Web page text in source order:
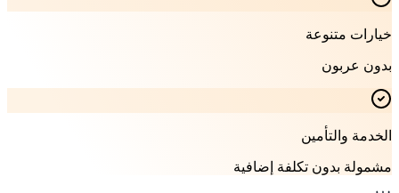
خيارات متنوعة
بدون عربون
الخدمة والتأمين
مشمولة بدون تكلفة إضافية